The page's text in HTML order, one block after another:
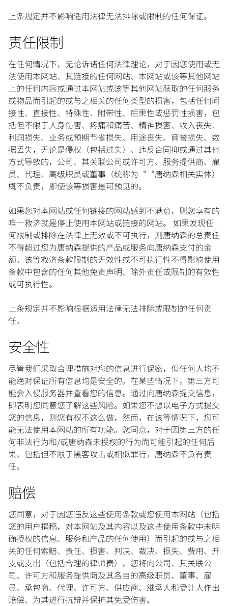
上条规定并不影响适用法律无法排除或限制的任何保证。
责任限制
在任何情况下，无论诉诸任何法律理论，对于因您使用或无
法使用本网站、其链接的任何网站、本网站或该等其他网站
上的任何内容或通过本网站或该等其他网站获取的任何服务
或物品而引起的或与之相关的任何类型的损害，包括任何间
接性、直接性、特殊性、附带性、后果性或惩罚性损害，包
括但不限于人身伤害、疼痛和痛苦、精神损害、收入丧失、
利润损失、业务或预期节省损失、用途丧失、商誉损失、数
据丢失，无论是侵权（包括过失）、违反合同抑或通过其他
方式导致的，公司、其关联公司或许可方、服务提供商、雇
员、代理、高级职员或董事（统称为““唐纳森相关实体）
概不负责，即使该等损害是可预见的。
如果您对本网站或任何链接的网站感到不满意，则您享有的
唯一救济就是停止使用本网站或链接的网站。 如果发现任
何限制或排除在法律上无效或不可执行，则唐纳森的总责任
不得超过您为唐纳森提供的产品或服务向唐纳森支付的金
额。该等救济条款限制的无效性或不可执行性不得影响使用
条款中包含的任何其他免责声明、除外责任或限制的有效性
或可执行性。
上条规定并不影响根据适用法律无法排除或限制的任何责
任。
安全性
尽管我们采取合理措施对您的信息进行保密，但任何人均不
能绝对保证所有信息均是安全的。在某些情况下，第三方可
能会入侵服务器并查看您的信息。通过向唐纳森提交信息，
即表明您同意您了解这些风险。如果您不想以电子方式提交
您的信息，则您有权不这么做，然而，在该等情况下，您可
能无法使用本网站的所有功能。您同意，对于因第三方的任
何非法行为和/或唐纳森未授权的行为而可能引起的任何后
果，包括但不限于黑客攻击或相似罪行，唐纳森不负有责
任。
赔偿
您同意，对于因您违反这些使用条款或您使用本网站（包括
您的用户捐稿，对本网站及其内容以及这些使用条款中未明
确授权的信息、服务和产品的任何使用）而引起的或与之相
关的任何索赔、责任、损害、判决、裁决、损失、费用、开
支或支出（包括合理的律师费），您将向公司、其关联公
司、许可方和服务提供商及其各自的高级职员、董事、雇
员、承包商、代理、许可方、供应商、继承人和受让人作出
赔偿、为其进行抗辩并保护其免受伤害。